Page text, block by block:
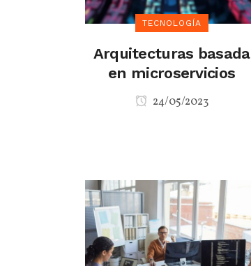
TECNOLOGÍA
Arquitecturas basada
en microservicios
24/05/2023